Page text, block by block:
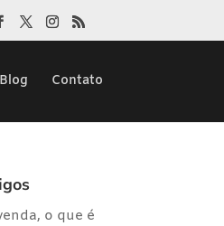
Blog Contato
o que é